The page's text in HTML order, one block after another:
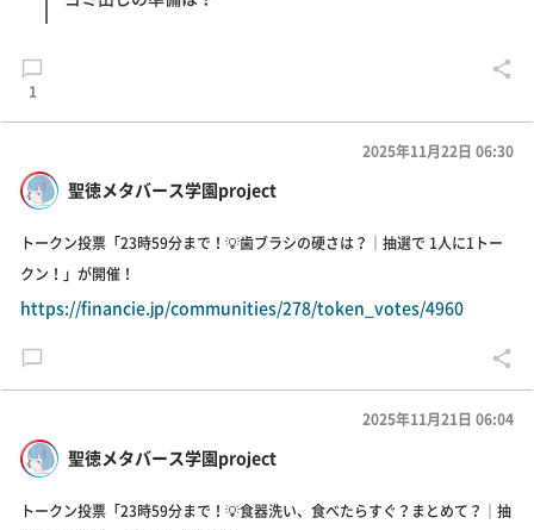
1
聖徳メタバース学園project
2025年11月22日 06:30
トークン投票「23時59分まで！💡歯ブラシの硬さは？｜抽選で 1人に1トー
クン！」が開催！
https://financie.jp/communities/278/token_votes/4960
聖徳メタバース学園project
2025年11月21日 06:04
トークン投票「23時59分まで！💡食器洗い、食べたらすぐ？まとめて？｜抽